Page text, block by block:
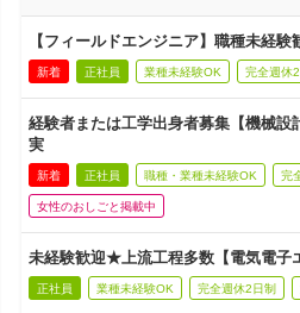
【フィールドエンジニア】職種未経
新着 正社員 業種未経験OK 完全週休
経験者または工学出身者募集【機械
実
新着 正社員 職種・業種未経験OK 完
女性のおしごと掲載中
未経験歓迎★上流工程多数【電気電子
正社員 業種未経験OK 完全週休2日制